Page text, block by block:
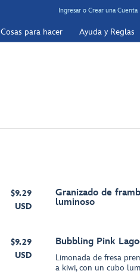
Ingresar o Crear una Cuenta
Cosas para hacer Ayuda y Reglas
$9.29
USD
Granizado de
luminoso
$9.29
USD
Bubbling Pink
Limonada de fresa
a kiwi, con un cubo